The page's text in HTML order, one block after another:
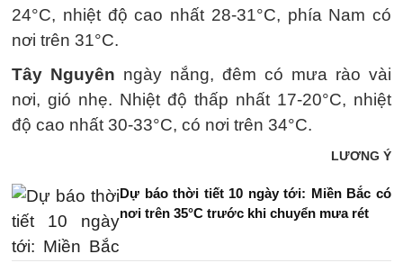
24°C, nhiệt độ cao nhất 28-31°C, phía Nam có
nơi trên 31°C.
Tây Nguyên ngày nắng, đêm có mưa rào vài
nơi, gió nhẹ. Nhiệt độ thấp nhất 17-20°C, nhiệt
độ cao nhất 30-33°C, có nơi trên 34°C.
LƯƠNG Ý
Dự báo thời tiết 10 ngày tới: Miền Bắc có
nơi trên 35°C trước khi chuyển mưa rét